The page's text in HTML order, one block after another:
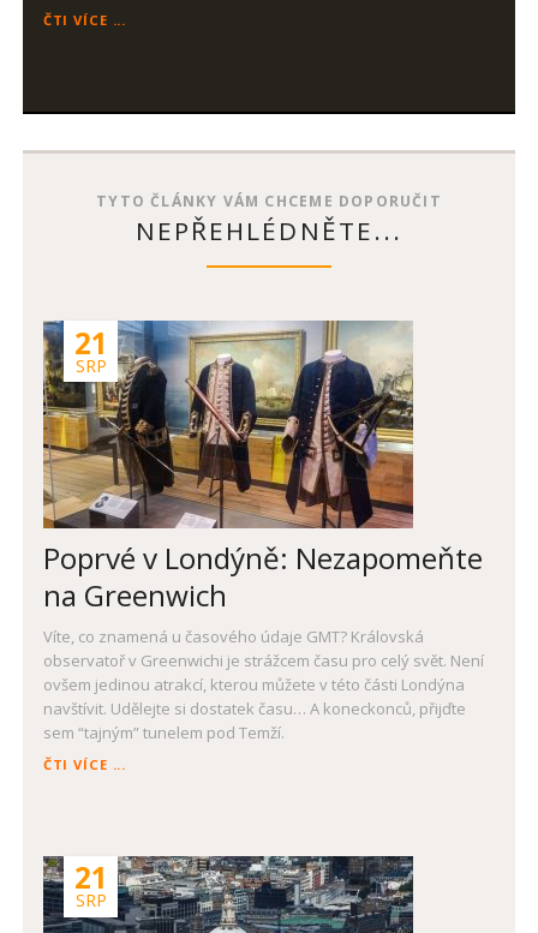
ČTI VÍCE ...
TYTO ČLÁNKY VÁM CHCEME DOPORUČIT
NEPŘEHLÉDNĚTE...
21
SRP
Poprvé v Londýně: Nezapomeňte
na Greenwich
Víte, co znamená u časového údaje GMT? Královská
observatoř v Greenwichi je strážcem času pro celý svět. Není
ovšem jedinou atrakcí, kterou můžete v této části Londýna
navštívit. Udělejte si dostatek času… A koneckonců, přijďte
sem “tajným” tunelem pod Temží.
ČTI VÍCE ...
GREENWICH
21
SRP